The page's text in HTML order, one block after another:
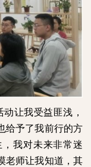
让我受益匪浅，
给予了我前行的方
我对未来非常迷
老师让我知道，其